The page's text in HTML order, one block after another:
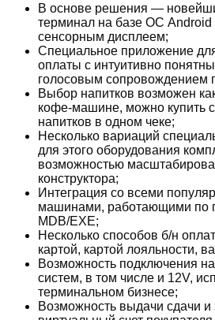
В основе решения —
терминал на базе ОС
сенсорным дисплеем;
Специальное приложение
оплаты с интуитивно
голосовым сопровождением
Выбор напитков возможен
кофе-машине, можно купить
напитков в одном чеке;
Несколько вариаций
для этого оборудования
возможностью
конструктора;
Интеграция со всеми
машинами, работающими по
MDB/EXE;
Несколько способов б/н
картой, картой лояльности,
Возможность подключения
систем, в том числе и 12V,
терминальном бизнесе;
Возможность выдачи сдачи и